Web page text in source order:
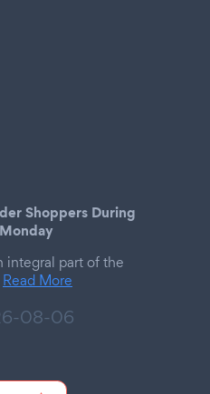
Shoppers During
integral part of the
Read More
08-06